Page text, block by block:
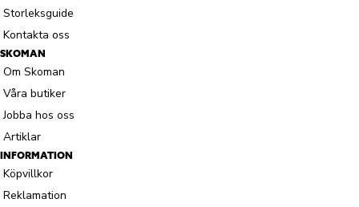
Storleksguide
Kontakta oss
SKOMAN
Om Skoman
Våra butiker
Jobba hos oss
Artiklar
INFORMATION
Köpvillkor
Reklamation